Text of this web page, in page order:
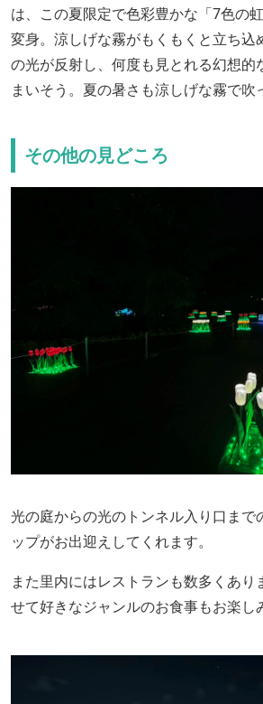
は、この夏限定で色彩豊かな「7色の
変身。涼しげな霧がもくもくと立ち込
の光が反射し、何度も見とれる幻想的
まいそう。夏の暑さも涼しげな霧で吹
その他の見どころ
光の庭からの光のトンネル入り口まで
ップがお出迎えしてくれます。
また里内にはレストランも数多くあり
せて好きなジャンルのお食事もお楽し